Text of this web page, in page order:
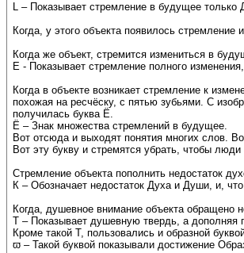
L – Показывает стремление в будущее
Когда, у этого объекта появилось
Когда же объект, стремится измениться в
Е - Показывает стремление полного
Когда в объекте возникает стремление к
похожая на ресчёску, с пятью зубьями. С
получилась буква Ё.
Ё – Знак множества стремлений в будущее.
Вот отсюда и выходят понятия многих слов.
Вот эту букву и стремятся убрать, чтобы
Стремление объекта пополнить недостаток
К – Обозначает недостаток Духа и Души, и,
Когда, душевное внимание объекта обращено
Т – Показывает душевную твердь, а дополняя
Кроме такой Т, пользовались и образной
ϖ – Такой буквой показывали достижение